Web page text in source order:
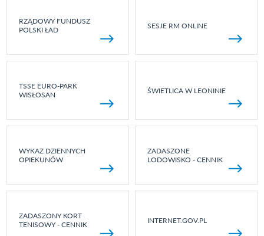
RZĄDOWY FUNDUSZ
POLSKI ŁAD
SESJE RM ONLINE
TSSE EURO-PARK
WISŁOSAN
ŚWIETLICA W LEONINIE
WYKAZ DZIENNYCH
OPIEKUNÓW
ZADASZONE
LODOWISKO - CENNIK
ZADASZONY KORT
TENISOWY - CENNIK
INTERNET.GOV.PL